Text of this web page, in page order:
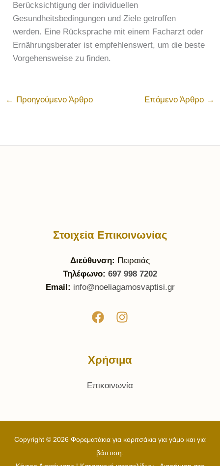
Berücksichtigung der individuellen
Gesundheitsbedingungen und Ziele getroffen
werden. Eine Rücksprache mit einem Facharzt oder
Ernährungsberater ist empfehlenswert, um die beste
Vorgehensweise zu finden.
← Προηγούμενο Άρθρο Επόμενο Άρθρο →
Στοιχεία Επικοινωνίας
Διεύθυνση: Πειραιάς
Τηλέφωνο: 697 998 7202
Email: info@noeliagamosvaptisi.gr
Χρήσιμα
Επικοινωνία
Copyright © 2026 Φορεματάκια για κοριτσάκια για γάμο και για
βάπτιση.